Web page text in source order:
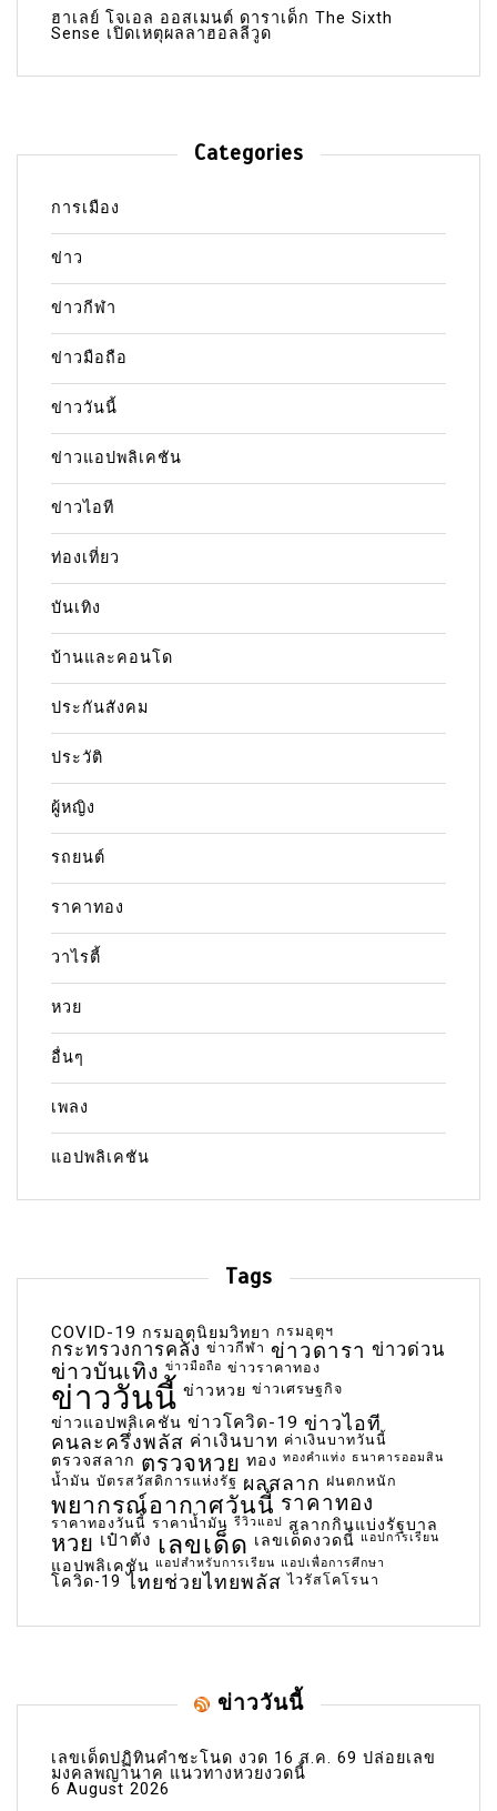
ฮาเลย์ โจเอล ออสเมนต์ ดาราเด็ก The Sixth
Sense เปิดเหตุผลลาฮอลลีวูด
Categories
การเมือง
ข่าว
ข่าวกีฬา
ข่าวมือถือ
ข่าววันนี้
ข่าวแอปพลิเคชัน
ข่าวไอที
ท่องเที่ยว
บันเทิง
บ้านและคอนโด
ประกันสังคม
ประวัติ
ผู้หญิง
รถยนต์
ราคาทอง
วาไรตี้
หวย
อื่นๆ
เพลง
แอปพลิเคชัน
Tags
COVID-19 กรมอุตุนิยมวิทยา กรมอุตุฯ
กระทรวงการคลัง ข่าวกีฬา ข่าวดารา ข่าวด่วน
ข่าวบันเทิง ข่าวมือถือ ข่าวราคาทอง
ข่าววันนี้ ข่าวหวย ข่าวเศรษฐกิจ
ข่าวแอปพลิเคชัน ข่าวโควิด-19 ข่าวไอที
คนละครึ่งพลัส ค่าเงินบาท ค่าเงินบาทวันนี้
ตรวจสลาก ตรวจหวย ทอง ทองคำแท่ง ธนาคารออมสิน
น้ำมัน บัตรสวัสดิการแห่งรัฐ ผลสลาก ฝนตกหนัก
พยากรณ์อากาศวันนี้ ราคาทอง
ราคาทองวันนี้ ราคาน้ำมัน รีวิวแอป สลากกินแบ่งรัฐบาล
หวย เป๋าตัง เลขเด็ด เลขเด็ดงวดนี้ แอปการเรียน
แอปพลิเคชัน แอปสำหรับการเรียน แอปเพื่อการศึกษา
โควิด-19 ไทยช่วยไทยพลัส ไวรัสโคโรนา
ข่าววันนี้
เลขเด็ดปฏิทินคำชะโนด งวด 16 ส.ค. 69 ปล่อยเลข
มงคลพญานาค แนวทางหวยงวดนี้
6 August 2026